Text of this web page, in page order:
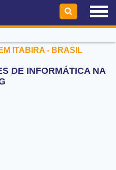
ITABIRA - BRASIL
DE INFORMÁTICA NA